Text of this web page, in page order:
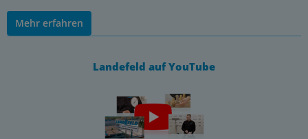
Mehr erfahren
Landefeld auf YouTube